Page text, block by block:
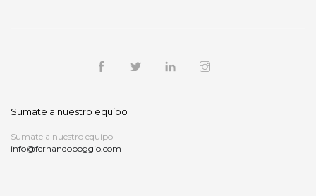
Sumate a nuestro equipo
Sumate a nuestro equipo
info@fernandopoggio.com